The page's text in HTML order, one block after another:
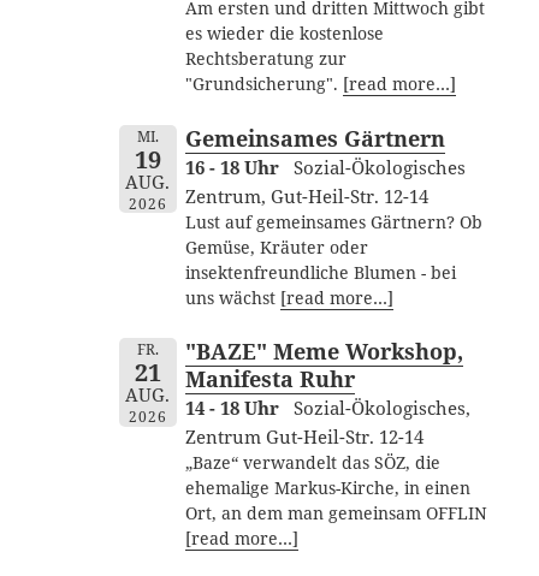
Am ersten und dritten Mittwoch gibt
es wieder die kostenlose
Rechtsberatung zur
"Grundsicherung". [read more…]
MI.
19
AUG.
2026
Gemeinsames Gärtnern
16 - 18 Uhr
Sozial-Ökologisches
Zentrum, Gut-Heil-Str. 12-14
Lust auf gemeinsames Gärtnern? Ob
Gemüse, Kräuter oder
insektenfreundliche Blumen - bei
uns wächst [read more…]
FR.
21
AUG.
2026
"BAZE" Meme Workshop,
Manifesta Ruhr
14 - 18 Uhr
Sozial-Ökologisches,
Zentrum Gut-Heil-Str. 12-14
„Baze“ verwandelt das SÖZ, die
ehemalige Markus-Kirche, in einen
Ort, an dem man gemeinsam OFFLIN
[read more…]